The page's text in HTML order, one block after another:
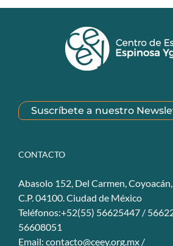
Suscríbete a nuestro
CONTACTO
Abasolo 152, Del Carmen, Coyoacán,
C.P. 04100. Ciudad de México
Teléfonos:+52(55) 56625447 /
56608051
Email: contacto@ceey.org.mx /